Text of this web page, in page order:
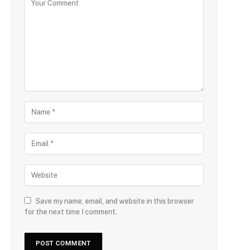
Save my name, email, and website in this browser
for the next time I comment.